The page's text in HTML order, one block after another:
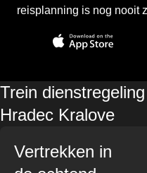
reisplanning is nog nooit
Trein
Hradec Kralove
Vertrekken in